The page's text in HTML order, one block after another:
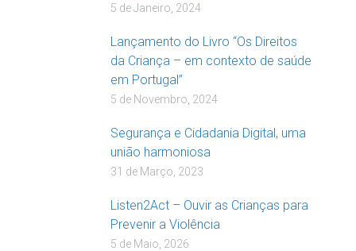
5 de Janeiro, 2024
Lançamento do Livro “Os Direitos
da Criança – em contexto de saúde
em Portugal”
5 de Novembro, 2024
Segurança e Cidadania Digital, uma
união harmoniosa
31 de Março, 2023
Listen2Act – Ouvir as Crianças para
Prevenir a Violência
5 de Maio, 2026